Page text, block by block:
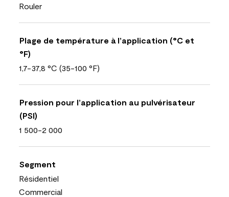
Rouler
Plage de température à l’application (°C et
°F)
1,7-37,8 °C (35-100 °F)
Pression pour l’application au pulvérisateur
(PSI)
1 500-2 000
Segment
Résidentiel
Commercial